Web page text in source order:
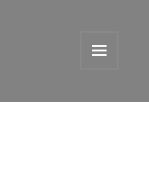
WIDGETS